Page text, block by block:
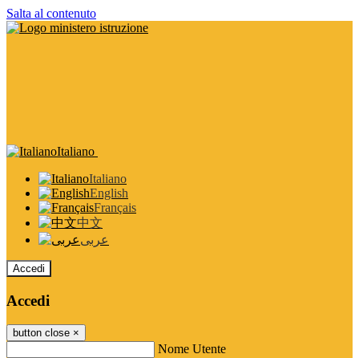
Salta al contenuto
Italiano
Italiano
English
Français
中文
عربى
Accedi
Accedi
button close ×
Nome Utente